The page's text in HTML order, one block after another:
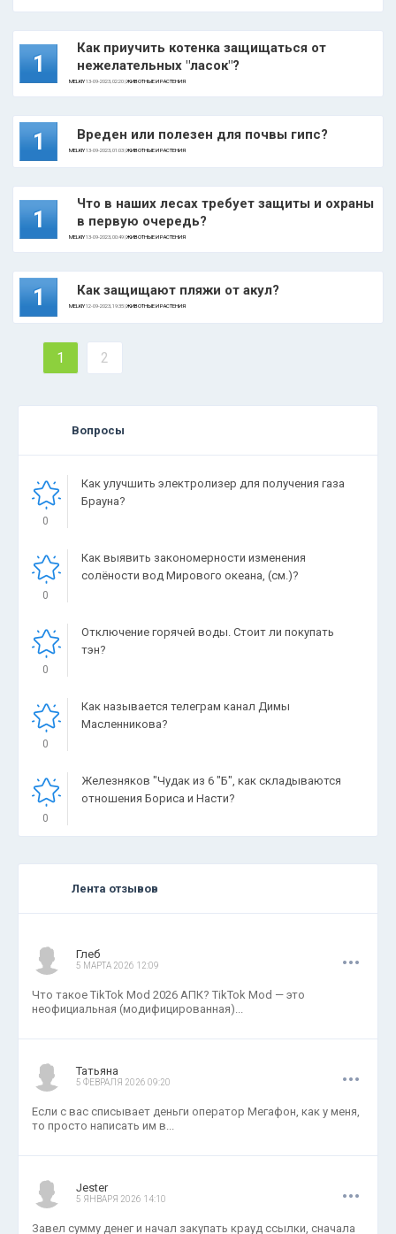
1
Как приучить котенка защищаться от
нежелательных "ласок"?
MELKIY13-09-2023, 02:20 |ЖИВОТНЫЕ И РАСТЕНИЯ
1 Вреден или полезен для почвы гипс?
MELKIY13-09-2023, 01:03 |ЖИВОТНЫЕ И РАСТЕНИЯ
1
Что в наших лесах требует защиты и охраны
в первую очередь?
MELKIY13-09-2023, 00:49 |ЖИВОТНЫЕ И РАСТЕНИЯ
1 Как защищают пляжи от акул?
MELKIY12-09-2023, 19:35 |ЖИВОТНЫЕ И РАСТЕНИЯ
1 2
Вопросы
0
Как улучшить электролизер для получения газа
Брауна?
0
Как выявить закономерности изменения
солёности вод Мирового океана, (см.)?
0
Отключение горячей воды. Стоит ли покупать
тэн?
0
Как называется телеграм канал Димы
Масленникова?
0
Железняков "Чудак из 6 "Б", как складываются
отношения Бориса и Насти?
Лента отзывов
Глеб
5 МАРТА 2026 12:09 ...
Что такое TikTok Mod 2026 АПК? TikTok Mod — это
неофициальная (модифицированная)...
Татьяна
5 ФЕВРАЛЯ 2026 09:20 ...
Если с вас списывает деньги оператор Мегафон, как у меня,
то просто написать им в...
Jester
5 ЯНВАРЯ 2026 14:10 ...
Завел сумму денег и начал закупать крауд ссылки, сначала